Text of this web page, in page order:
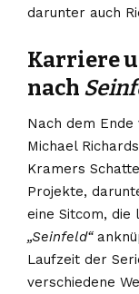
darunter auch
Karriere
nach
Nach dem Ende
Michael
Kramers
Projekte,
eine Sitcom,
„Seinfeld“
Laufzeit der
verschiedene